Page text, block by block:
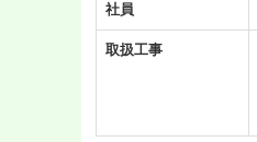
社員
取扱工事